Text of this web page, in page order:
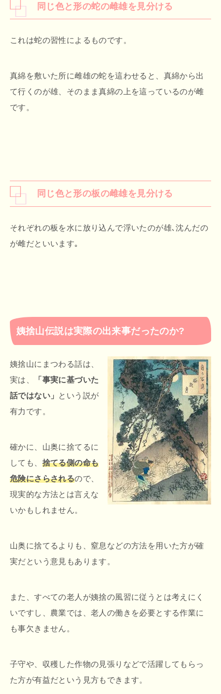
同じ色と形の蛇の雌雄を見分ける
これは蛇の習性によるものです。
真綿を敷いた所に雌雄の蛇を這わせると、真綿から出
て行くのが雄、そのまま真綿の上を這っているのが雌
です。
同じ色と形の板の雌雄を見分ける
それぞれの板を水に放り込んで浮いたのが雄､沈んだの
が雌だといいます｡
姨捨山伝説は実際の出来事だったのか?
姨捨山にまつわる話は、
実は、
「事実に基づいた
話ではない」 という説が
有力です。
確かに、山奥に捨てるに
しても、 捨てる側の命も
危険にさらされるので、
現実的な方法とは言えな
いかもしれません。
山奥に捨てるよりも、窒息などの方法を用いた方が確
実だという意見もあります。
また、すべての老人が姨捨の風習に従うとは考えにく
いですし、農業では、老人の働きを必要とする作業に
も事欠きません。
子守や、収穫した作物の見張りなどで活躍してもらっ
た方が有益だという見方もできます。